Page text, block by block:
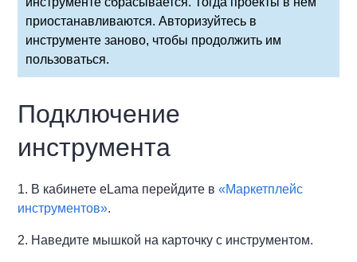
приостанавливаются. Авторизуйтесь в
инструменте заново, чтобы продолжить им
пользоваться.
Подключение
инструмента
1. В кабинете eLama перейдите в«Маркетплейс
инструментов».
2. Наведите мышкой на карточку с инструментом.